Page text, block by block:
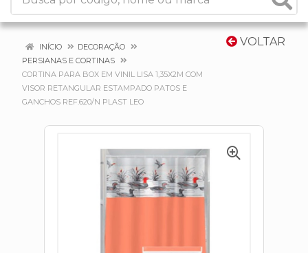
VOLTAR
INÍCIO
DECORAÇÃO
PERSIANAS E CORTINAS
CORTINA PARA BOX EM VINIL LISA 1,35X2M COM
VISOR RETANGULAR ESTAMPADO PATOS E
GANCHOS REF.620/N PLAST LEO